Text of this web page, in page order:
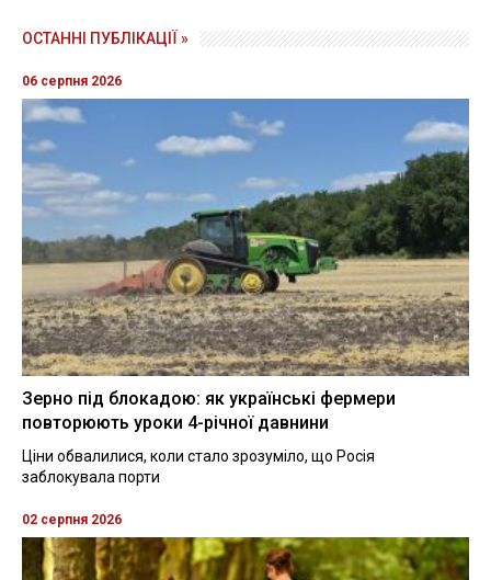
ОСТАННІ ПУБЛІКАЦІЇ »
06 серпня 2026
Зерно під блокадою: як українські фермери
повторюють уроки 4-річної давнини
Ціни обвалилися, коли стало зрозуміло, що Росія
заблокувала порти
02 серпня 2026